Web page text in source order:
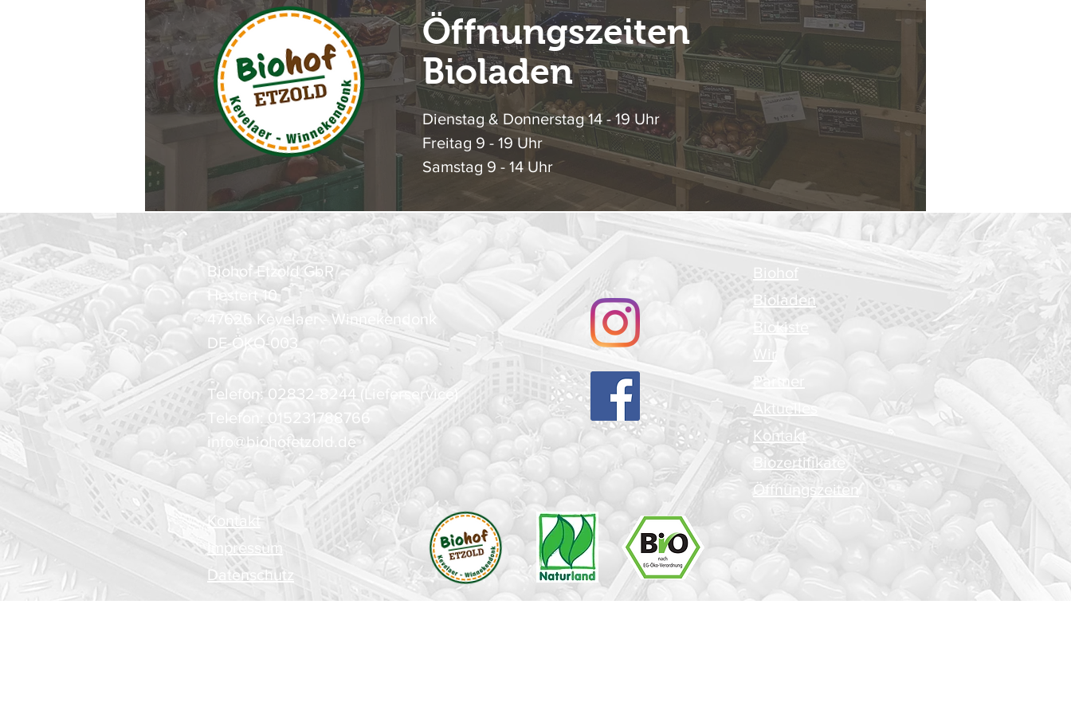
Öffnungszeiten
Bioladen
Dienstag & Donnerstag 14 - 19 Uhr
Freitag 9 - 19 Uhr
Samstag 9 - 14 Uhr
Biohof Etzold GbR
Hestert 10
47626 Kevelaer - Winnekendonk
DE-ÖKO-003
Telefon: 02832-8244 (Lieferservice)
Telefon: 015231788766
info@biohofetzold.de
Kontakt
Impressum
Datenschutz
Bioladen
Biokiste
Wir
Partner
Aktuelles
Kontakt
Biozertifikate
Öffnungszeiten